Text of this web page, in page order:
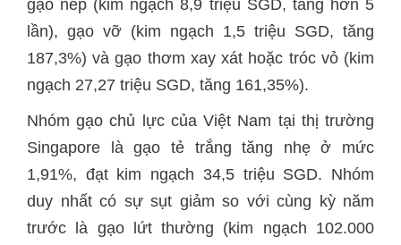
gạo nếp (kim ngạch 8,9 triệu SGD, tăng hơn 5
lần), gạo vỡ (kim ngạch 1,5 triệu SGD, tăng
187,3%) và gạo thơm xay xát hoặc tróc vỏ (kim
ngạch 27,27 triệu SGD, tăng 161,35%).
Nhóm gạo chủ lực của Việt Nam tại thị trường
Singapore là gạo tẻ trắng tăng nhẹ ở mức
1,91%, đạt kim ngạch 34,5 triệu SGD. Nhóm
duy nhất có sự sụt giảm so với cùng kỳ năm
trước là gạo lứt thường (kim ngạch 102.000